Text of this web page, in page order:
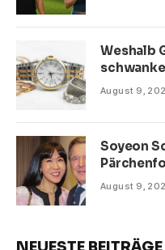
Weshalb
August 9,
Soyeon
August 9,